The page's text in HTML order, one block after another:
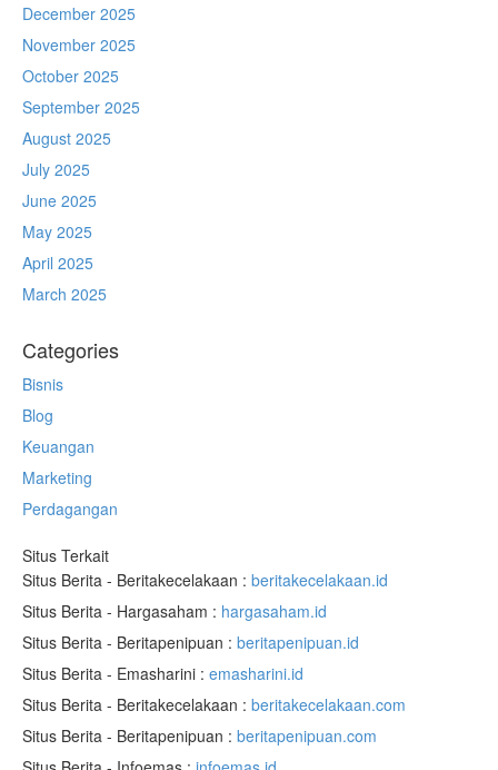
December 2025
November 2025
October 2025
September 2025
August 2025
July 2025
June 2025
May 2025
April 2025
March 2025
Categories
Bisnis
Blog
Keuangan
Marketing
Perdagangan
Situs Terkait
Situs Berita - Beritakecelakaan : beritakecelakaan.id
Situs Berita - Hargasaham : hargasaham.id
Situs Berita - Beritapenipuan : beritapenipuan.id
Situs Berita - Emasharini : emasharini.id
Situs Berita - Beritakecelakaan : beritakecelakaan.com
Situs Berita - Beritapenipuan : beritapenipuan.com